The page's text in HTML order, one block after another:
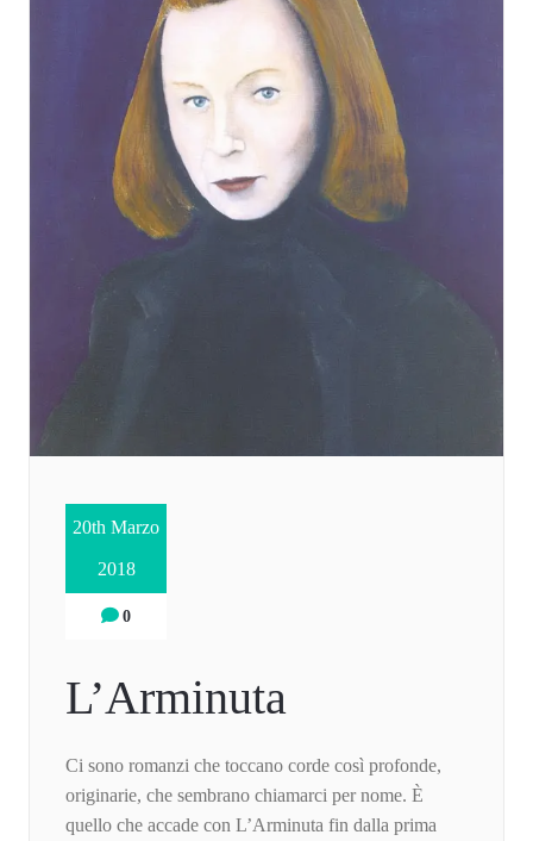
20th Marzo
2018
0
L’Arminuta
Ci sono romanzi che toccano corde così profonde,
originarie, che sembrano chiamarci per nome. È
quello che accade con L’Arminuta fin dalla prima